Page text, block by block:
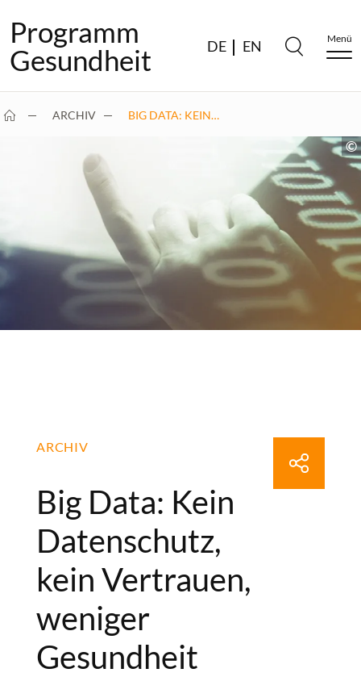
Programm
Gesundheit
DE EN Menü
ARCHIV BIG DATA: KEIN…
ARCHIV
Big Data: Kein
Datenschutz,
kein Vertrauen,
weniger
Gesundheit